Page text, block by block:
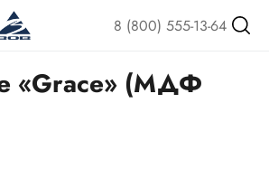
8 (800) 555-13-64
«Grace» (МДФ